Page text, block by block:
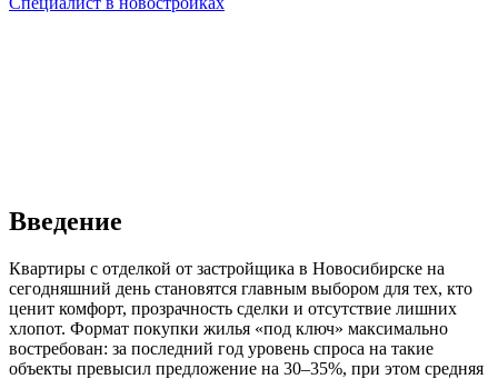
Введение
Квартиры с отделкой от застройщика в Новосибирске на
сегодняшний день становятся главным выбором для тех, кто
ценит комфорт, прозрачность сделки и отсутствие лишних
хлопот. Формат покупки жилья «под ключ» максимально
востребован: за последний год уровень спроса на такие
объекты превысил предложение на 30–35%, при этом средняя